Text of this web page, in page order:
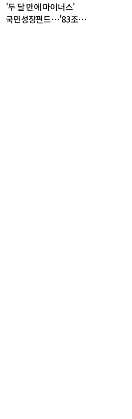
'두 달 만에 마이너스'
국민성장펀드…'83조